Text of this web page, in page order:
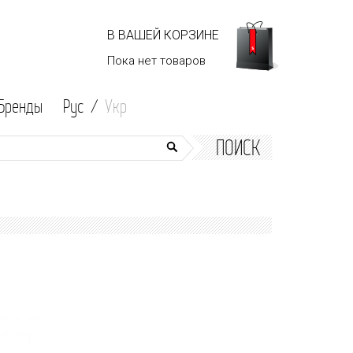
В ВАШЕЙ КОРЗИНЕ
Пока нет товаров
Рус / Укр
ПОИСК